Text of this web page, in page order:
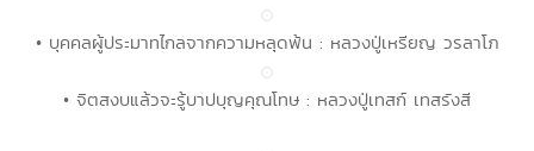
• บุคคลผู้ประมาทไกลจากความหลุดพ้น : หลวงปู่เหรียญ วรลาโภ
• จิตสงบแล้วจะรู้บาปบุญคุณโทษ : หลวงปู่เทสก์ เทสรังสี